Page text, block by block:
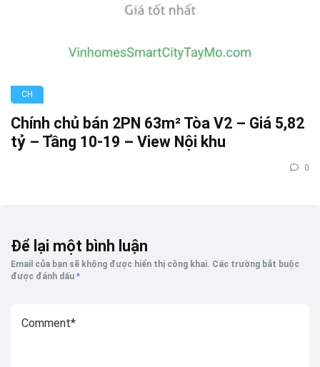
CH
Chính chủ bán 2PN 63m² Tòa V2 – Giá 5,82
tỷ – Tầng 10-19 – View Nội khu
0
Để lại một bình luận
Email của bạn sẽ không được hiển thị công khai. Các trường bắt buộc
được đánh dấu *